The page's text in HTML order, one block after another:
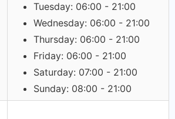
Tuesday: 06:00 - 21:00
Wednesday: 06:00 - 21:00
Thursday: 06:00 - 21:00
Friday: 06:00 - 21:00
Saturday: 07:00 - 21:00
Sunday: 08:00 - 21:00